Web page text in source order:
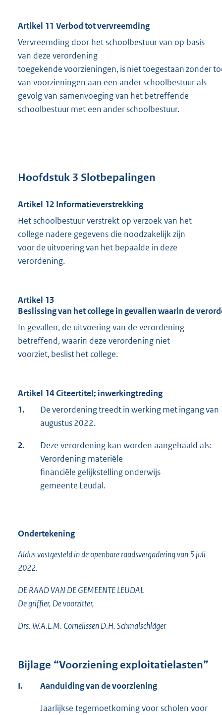
Artikel 11 Verbod tot vervreemding
Vervreemding door het schoolbestuur van op basis
van deze verordening
toegekende voorzieningen, is niet toegestaan zonder
van voorzieningen aan een ander schoolbestuur als
gevolg van samenvoeging van het betreffende
schoolbestuur met een ander schoolbestuur.
Hoofdstuk 3 Slotbepalingen
Artikel 12 Informatieverstrekking
Het schoolbestuur verstrekt op verzoek van het
college nadere gegevens die noodzakelijk zijn
voor de uitvoering van het bepaalde in deze
verordening.
Artikel 13
Beslissing van het college in gevallen waarin de
In gevallen, de uitvoering van de verordening
betreffend, waarin deze verordening niet
voorziet, beslist het college.
Artikel 14 Citeertitel; inwerkingtreding
1.
De verordening treedt in werking met ingang van
augustus 2022.
2.
Deze verordening kan worden aangehaald als:
Verordening materiële
financiële gelijkstelling onderwijs
gemeente Leudal.
Ondertekening
Aldus vastgesteld in de openbare raadsvergadering van 5 juli
2022.
DE RAAD VAN DE GEMEENTE LEUDAL
De griffier, De voorzitter,
Drs. W.A.L.M. Cornelissen D.H. Schmalschläger
Bijlage “Voorziening exploitatielasten”
I. Aanduiding van de voorziening
Jaarlijkse tegemoetkoming voor scholen voor